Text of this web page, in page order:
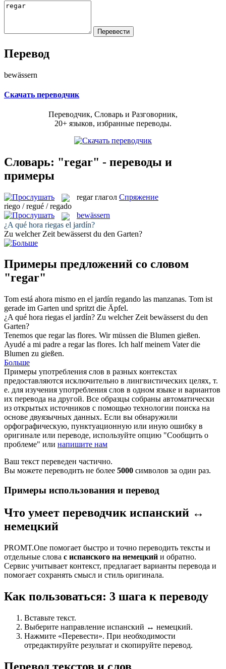
Перевод
bewässern
Скачать переводчик
Переводчик, Словарь и Разговорник,
20+ языков, избранные переводы.
Словарь: "regar" - переводы и
примеры
regar глагол Спряжение
riego / regué / regado
bewässern
¿A qué hora riegas el jardín?
Zu welcher Zeit bewässerst du den Garten?
Примеры предложений со словом
"regar"
Tom está ahora mismo en el jardín regando las manzanas. Tom ist
gerade im Garten und spritzt die Äpfel.
¿A qué hora riegas el jardín? Zu welcher Zeit bewässerst du den
Garten?
Tenemos que regarlas flores. Wir müssen die Blumen gießen.
Ayudé a mi padre a regarlas flores. Ich half meinem Vater die
Blumen zu gießen.
Больше
Примеры употребления слов в разных контекстах
предоставляются исключительно в лингвистических целях, т.
е. для изучения употребления слов в одном языке и вариантов
их перевода на другой. Все образцы собраны автоматически
из открытых источников с помощью технологии поиска на
основе двуязычных данных. Если вы обнаружили
орфографическую, пунктуационную или иную ошибку в
оригинале или переводе, используйте опцию "Сообщить о
проблеме" или напишите нам
Ваш текст переведен частично.
Вы можете переводить не более 5000 символов за один раз.
Примеры использования и перевод
Что умеет переводчик испанский ↔
немецкий
PROMT.One помогает быстро и точно переводить тексты и
отдельные слова с испанского на немецкий и обратно.
Сервис учитывает контекст, предлагает варианты перевода и
помогает сохранять смысл и стиль оригинала.
Как пользоваться: 3 шага к переводу
Вставьте текст.
Выберите направление испанский ↔ немецкий.
Нажмите «Перевести». При необходимости
отредактируйте результат и скопируйте перевод.
Перевод текстов и слов